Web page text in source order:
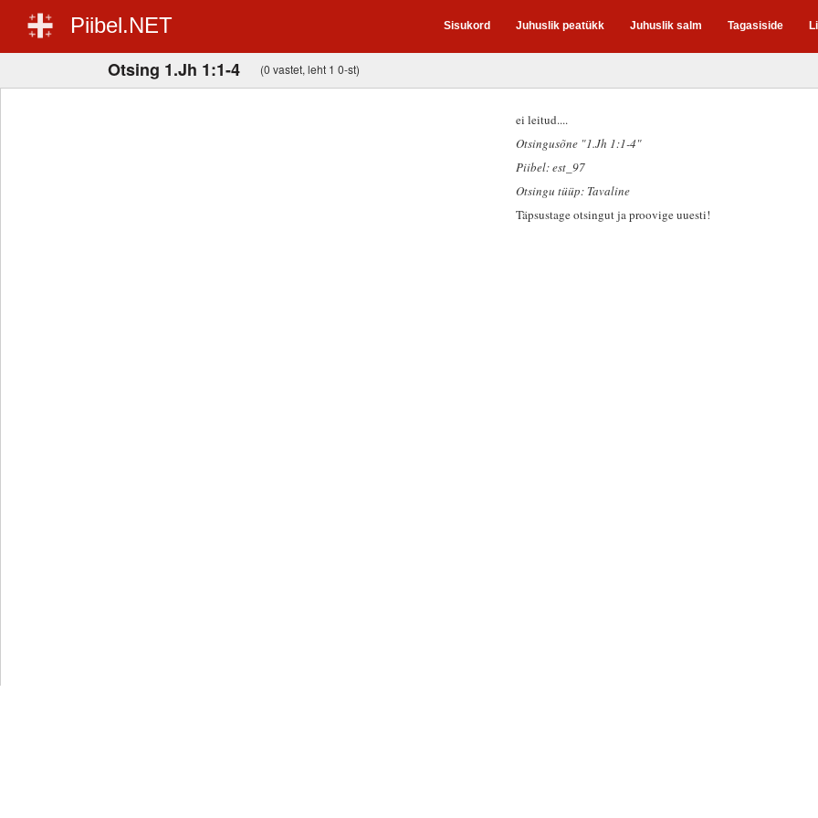
Piibel.NET Sisukord Juhuslik peatükk Juhuslik salm Tagasiside
Otsing 1.Jh 1:1-4 (0 vastet, leht 1 0-st)
ei leitud....
Otsingusõne "1.Jh 1:1-4"
Piibel: est_97
Otsingu tüüp: Tavaline
Täpsustage otsingut ja proovige uuesti!